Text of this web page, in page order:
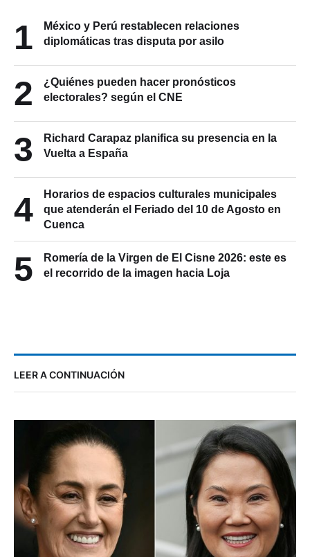
1
México y Perú restablecen relaciones
diplomáticas tras disputa por asilo
2
¿Quiénes pueden hacer pronósticos
electorales? según el CNE
3
Richard Carapaz planifica su presencia en la
Vuelta a España
4
Horarios de espacios culturales municipales
que atenderán el Feriado del 10 de Agosto en
Cuenca
5
Romería de la Virgen de El Cisne 2026: este es
el recorrido de la imagen hacia Loja
LEER A CONTINUACIÓN